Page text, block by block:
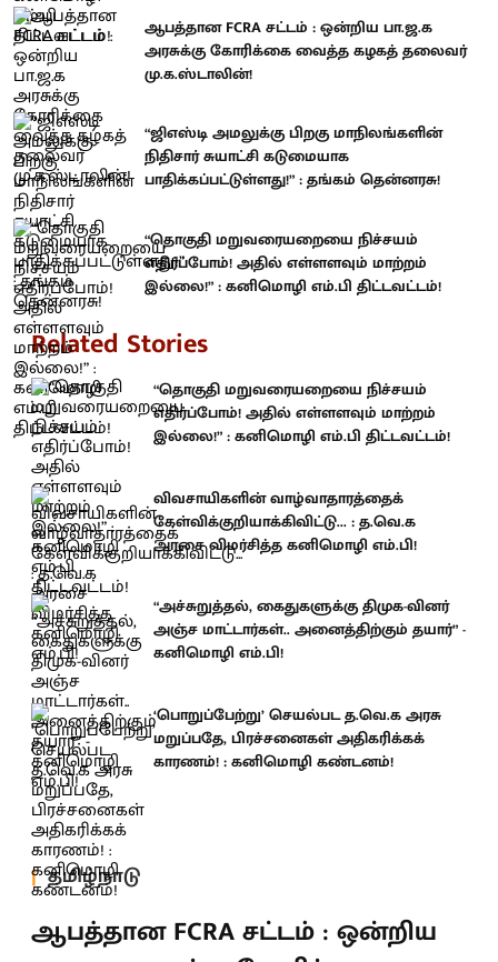
ஆபத்தான FCRA சட்டம் : ஒன்றிய பா.ஜ.க
அரசுக்கு கோரிக்கை வைத்த கழகத் தலைவர்
மு.க.ஸ்டாலின்!
“ஜிஎஸ்டி அமலுக்கு பிறகு மாநிலங்களின்
நிதிசார் சுயாட்சி கடுமையாக
பாதிக்கப்பட்டுள்ளது!” : தங்கம் தென்னரசு!
“தொகுதி மறுவரையறையை நிச்சயம்
எதிர்ப்போம்! அதில் எள்ளளவும் மாற்றம்
இல்லை!” : கனிமொழி எம்.பி திட்டவட்டம்!
Related Stories
“தொகுதி மறுவரையறையை நிச்சயம்
எதிர்ப்போம்! அதில் எள்ளளவும் மாற்றம்
இல்லை!” : கனிமொழி எம்.பி திட்டவட்டம்!
விவசாயிகளின் வாழ்வாதாரத்தைக்
கேள்விக்குறியாக்கிவிட்டு... : த.வெ.க
அரசை விமர்சித்த கனிமொழி எம்.பி!
“அச்சுறுத்தல், கைதுகளுக்கு திமுக-வினர்
அஞ்ச மாட்டார்கள்.. அனைத்திற்கும் தயார்” -
கனிமொழி எம்.பி!
‘பொறுப்பேற்று’ செயல்பட த.வெ.க அரசு
மறுப்பதே, பிரச்சனைகள் அதிகரிக்கக்
காரணம்! : கனிமொழி கண்டனம்!
தமிழ்நாடு
ஆபத்தான FCRA சட்டம் : ஒன்றிய